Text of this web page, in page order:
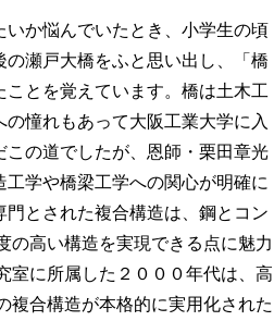
か悩んでいたとき、小学生の頃
瀬戸大橋をふと思い出し、「橋
とを覚えています。橋は土木工
憧れもあって大阪工業大学に入
の道でしたが、恩師・栗田章光
学や橋梁工学への関心が明確に
とされた複合構造は、鋼とコン
の高い構造を実現できる点に魅力
室に所属した２０００年代は、高
複合構造が本格的に実用化された